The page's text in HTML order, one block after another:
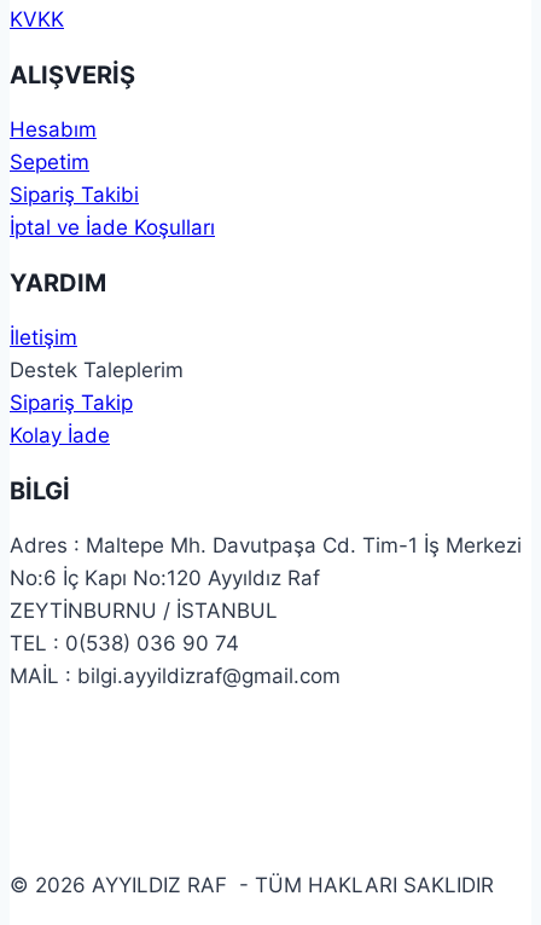
KVKK
ALIŞVERİŞ
Hesabım
Sepetim
Sipariş Takibi
İptal ve İade Koşulları
YARDIM
İletişim
Destek Taleplerim
Sipariş Takip
Kolay İade
BİLGİ
Adres : Maltepe Mh. Davutpaşa Cd. Tim-1 İş Merkezi
No:6 İç Kapı No:120 Ayyıldız Raf
ZEYTİNBURNU / İSTANBUL
TEL : 0(538) 036 90 74
MAİL : bilgi.ayyildizraf@gmail.com
© 2026 AYYILDIZ RAF - TÜM HAKLARI SAKLIDIR